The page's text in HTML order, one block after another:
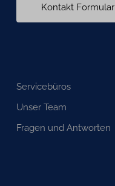
Kontakt Formular
Navigation
Servicebüros
Unser Team
Fragen und Antworten